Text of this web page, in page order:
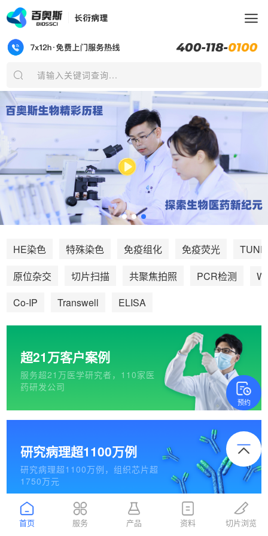
预约
请输入关键词查询...
HE染色 特殊染色 免疫组化 免疫荧光
原位杂交
切片扫描 共聚焦拍照 PCR检测
Co-IP
Transwell ELISA
超21万客户案例
服务超21万医学研究者，110家医
药研发公司
研究病理超1100万例
研究病理超1100万例，组织芯片超
1750万元
首页 服务 产品 资料 切片浏览